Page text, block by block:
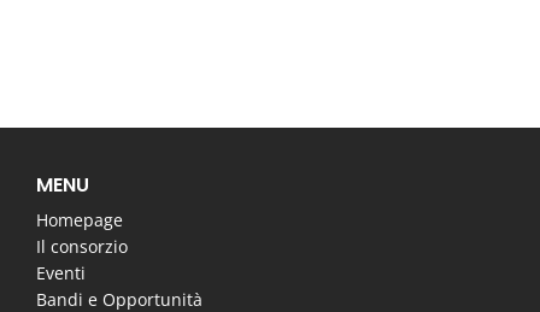
MENU
Homepage
Il consorzio
Eventi
Bandi e Opportunità